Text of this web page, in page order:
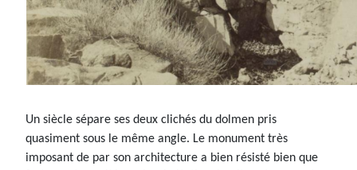
Un siècle sépare ses deux clichés du dolmen pris
quasiment sous le même angle. Le monument très
imposant de par son architecture a bien résisté bien que